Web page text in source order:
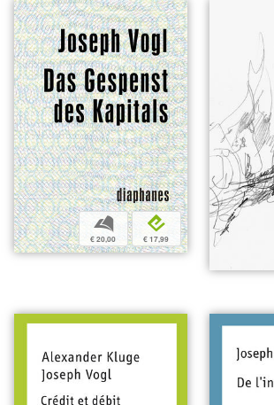
b
€ 20,00
e
€ 17,99